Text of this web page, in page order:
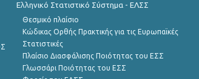
Ελληνικό Στατιστικό Σύστημα - ΕΛΣΣ
Θεσμικό πλαίσιο
Κώδικας Ορθής Πρακτικής για τις Ευρωπαϊκές
Στατιστικές
Πλαίσιο Διασφάλισης Ποιότητας του ΕΣΣ
Γλωσσάρι Ποιότητας του ΕΣΣ